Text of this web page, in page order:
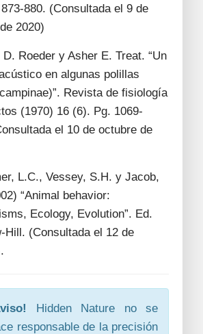
880. (Consultada el 9 de
2020)
D. Roeder y Asher E. Treat. “Un
en algunas polillas
Revista de fisiología
(1970) 16 (6). Pg. 1069-
el 10 de octubre de
L.C., Vessey, S.H. y Jacob,
“Animal behavior:
Ecology, Evolution”. Ed.
Hill. (Consultada el 12 de
Hidden Nature no se
responsable de la precisión